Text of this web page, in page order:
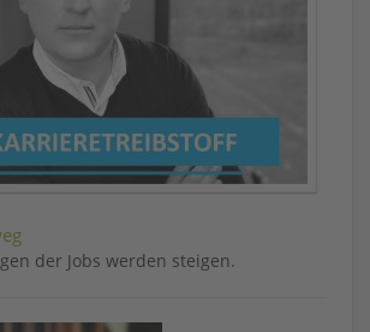
der Jobs werden steigen.